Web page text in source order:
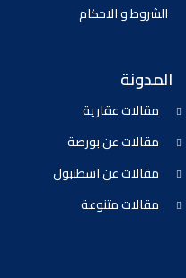
الشروط و الاحكام
المدونة
مقالات عقارية
مقالات عن بورصة
مقالات عن اسطنبول
مقالات متنوعة